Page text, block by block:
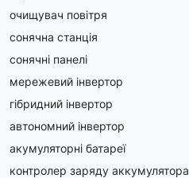
очищувач повітря
сонячна станція
сонячні панелі
мережевий інвертор
гібридний інвертор
автономний інвертор
акумуляторні батареї
контролер заряду аккумулятора